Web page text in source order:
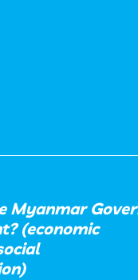
Myanmar
(economic